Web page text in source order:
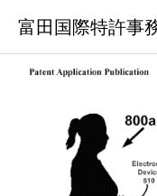
富田国際特許事